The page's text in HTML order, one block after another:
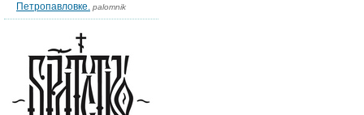
Петропавловке. palomnik